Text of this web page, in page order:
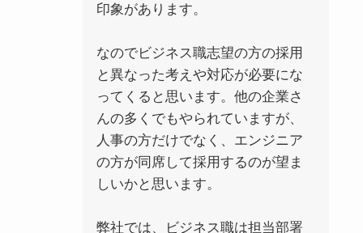
印象があります。
なのでビジネス職志望の方の採用
と異なった考えや対応が必要にな
ってくると思います。他の企業さ
んの多くでもやられていますが、
人事の方だけでなく、エンジニア
の方が同席して採用するのが望ま
しいかと思います。
弊社では、ビジネス職は担当部署